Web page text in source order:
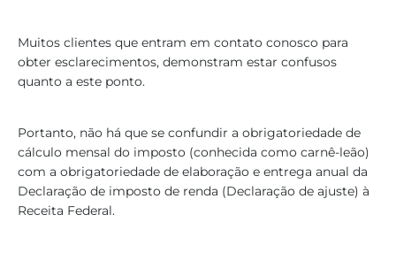
Muitos clientes que entram em contato conosco para
obter esclarecimentos, demonstram estar confusos
quanto a este ponto.
Portanto, não há que se confundir a obrigatoriedade de
cálculo mensal do imposto (conhecida como carnê-leão)
com a obrigatoriedade de elaboração e entrega anual da
Declaração de imposto de renda (Declaração de ajuste) à
Receita Federal.